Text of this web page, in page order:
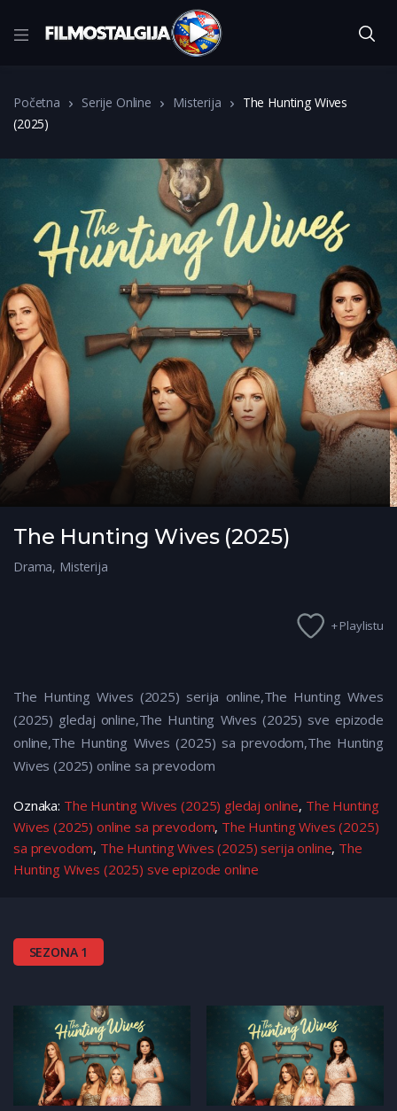
Početna Serije Online Misterija
The Hunting Wives
(2025)
The Hunting Wives (2025)
Drama, Misterija
+ Playlistu
The Hunting Wives (2025) serija online,The Hunting Wives
(2025) gledaj online,The Hunting Wives (2025) sve epizode
online,The Hunting Wives (2025) sa prevodom,The Hunting
Wives (2025) online sa prevodom
Oznaka: The Hunting Wives (2025) gledaj online, The Hunting
Wives (2025) online sa prevodom, The Hunting Wives (2025)
sa prevodom, The Hunting Wives (2025) serija online, The
Hunting Wives (2025) sve epizode online
SEZONA 1